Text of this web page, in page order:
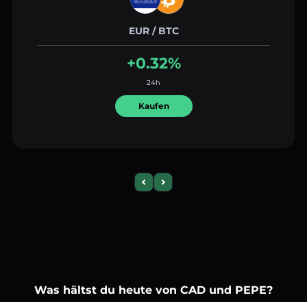
EUR / BTC
+0.32%
24h
Kaufen
Previous slide
Next slide
Was hältst du heute von CAD und PEPE?